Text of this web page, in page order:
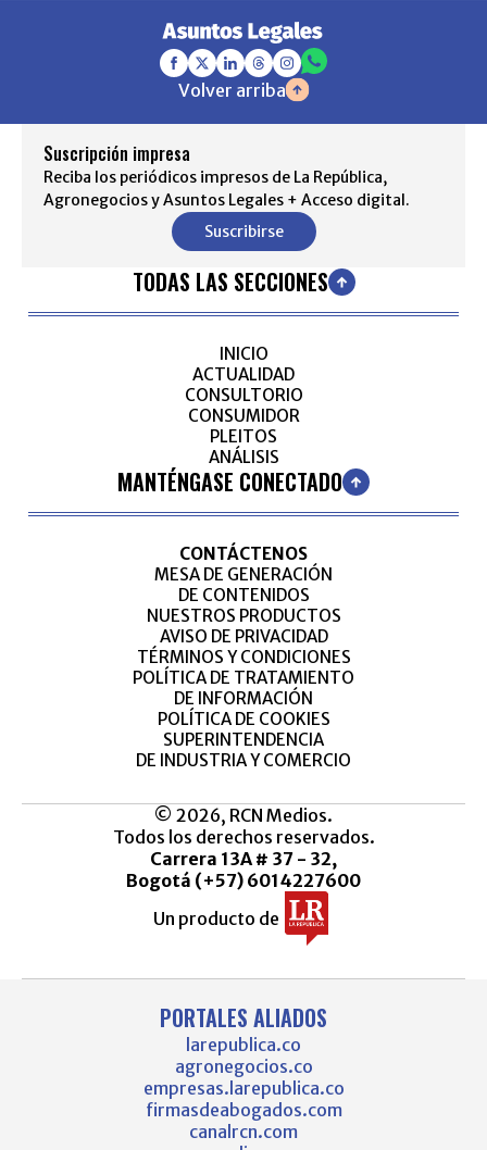
Volver arriba
Suscripción impresa
Reciba los periódicos impresos de La República,
Agronegocios y Asuntos Legales + Acceso digital.
Suscribirse
TODAS LAS SECCIONES
INICIO
ACTUALIDAD
CONSULTORIO
CONSUMIDOR
PLEITOS
ANÁLISIS
MANTÉNGASE CONECTADO
CONTÁCTENOS
MESA DE GENERACIÓN
DE CONTENIDOS
NUESTROS PRODUCTOS
AVISO DE PRIVACIDAD
TÉRMINOS Y CONDICIONES
POLÍTICA DE TRATAMIENTO
DE INFORMACIÓN
POLÍTICA DE COOKIES
SUPERINTENDENCIA
DE INDUSTRIA Y COMERCIO
© 2026, RCN Medios.
Todos los derechos reservados.
Carrera 13A # 37 - 32,
Bogotá (+57) 6014227600
Un producto de
PORTALES ALIADOS
larepublica.co
agronegocios.co
empresas.larepublica.co
firmasdeabogados.com
canalrcn.com